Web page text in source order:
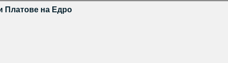
Платове на Едро